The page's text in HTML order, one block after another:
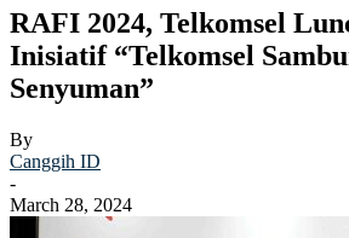
RAFI 2024, Telkomsel
Inisiatif “Telkomsel
Senyuman”
By
Canggih ID
-
March 28, 2024